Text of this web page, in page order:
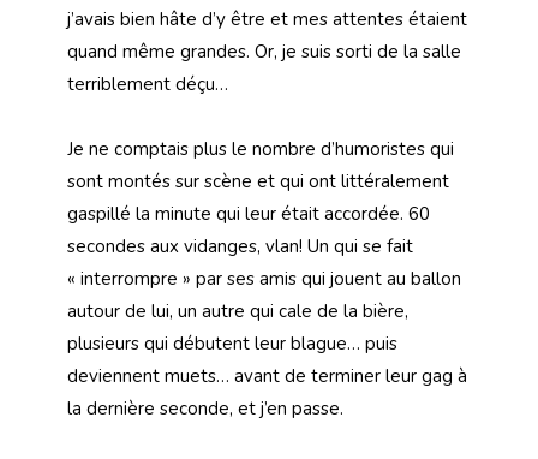
j’avais bien hâte d’y être et mes attentes étaient
quand même grandes. Or, je suis sorti de la salle
terriblement déçu…
Je ne comptais plus le nombre d’humoristes qui
sont montés sur scène et qui ont littéralement
gaspillé la minute qui leur était accordée. 60
secondes aux vidanges, vlan! Un qui se fait
« interrompre » par ses amis qui jouent au ballon
autour de lui, un autre qui cale de la bière,
plusieurs qui débutent leur blague… puis
deviennent muets… avant de terminer leur gag à
la dernière seconde, et j’en passe.